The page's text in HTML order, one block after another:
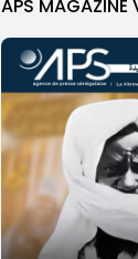
APS MAGAZINE